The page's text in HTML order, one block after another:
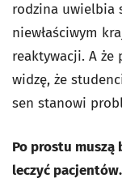
rodzina uwielbia
niewłaściwym
reaktywacji. A że
widzę, że
sen stanowi
Po prostu muszą
leczyć pacjentów.